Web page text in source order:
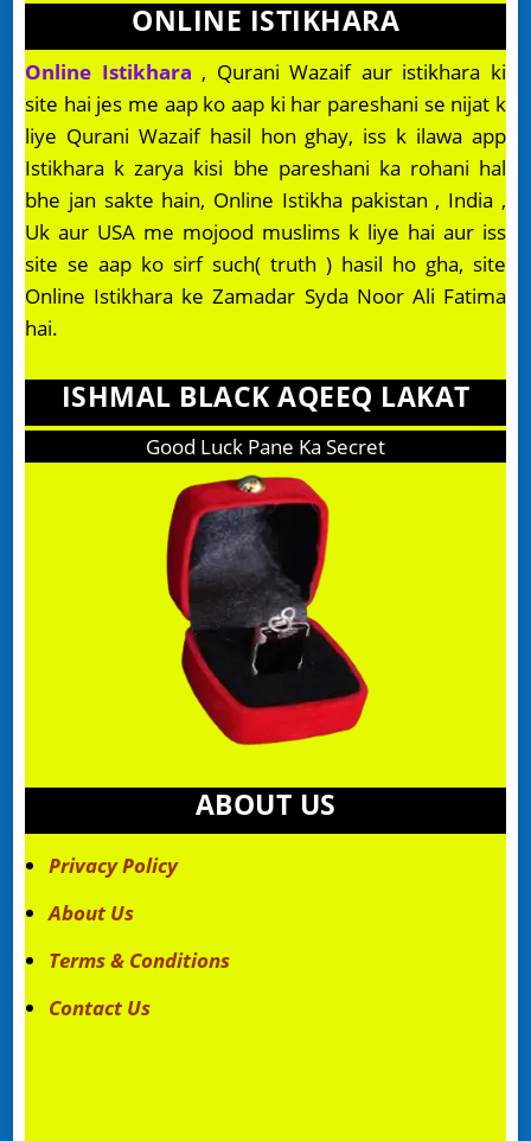
ONLINE ISTIKHARA
Online Istikhara , Qurani Wazaif aur istikhara ki
site hai jes me aap ko aap ki har pareshani se nijat k
liye Qurani Wazaif hasil hon ghay, iss k ilawa app
Istikhara k zarya kisi bhe pareshani ka rohani hal
bhe jan sakte hain, Online Istikha pakistan , India ,
Uk aur USA me mojood muslims k liye hai aur iss
site se aap ko sirf such( truth ) hasil ho gha, site
Online Istikhara ke Zamadar Syda Noor Ali Fatima
hai.
ISHMAL BLACK AQEEQ LAKAT
Good Luck Pane Ka Secret
ABOUT US
Privacy Policy
About Us
Terms & Conditions
Contact Us